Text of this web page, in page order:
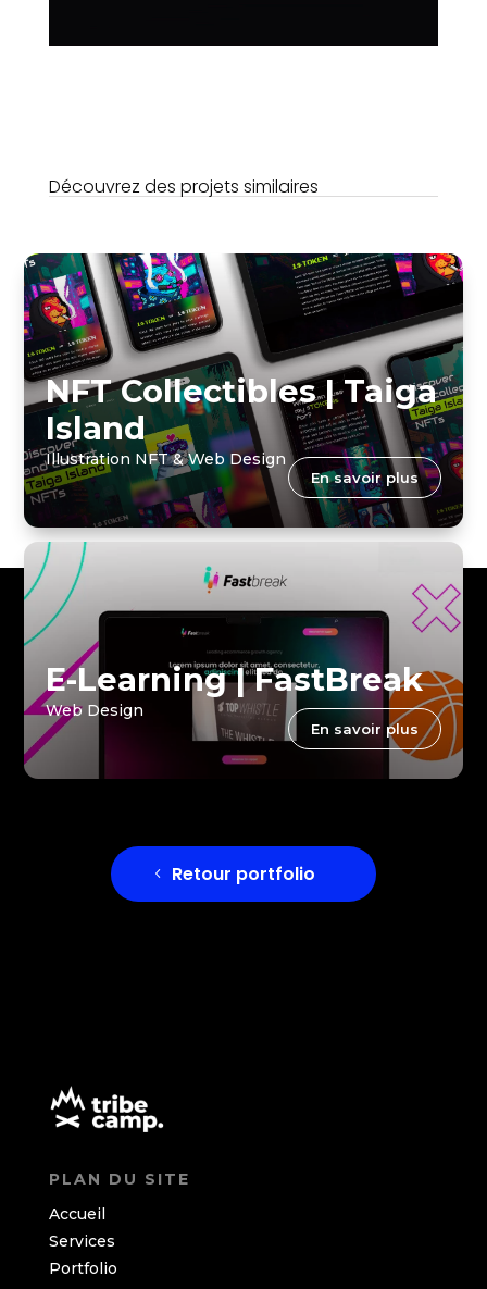
Découvrez des projets similaires
NFT Collectibles | Taiga
Island
Illustration NFT & Web Design
En savoir plus
E-Learning | FastBreak
Web Design
En savoir plus
Retour portfolio
PLAN DU SITE
Accueil
Services
Portfolio